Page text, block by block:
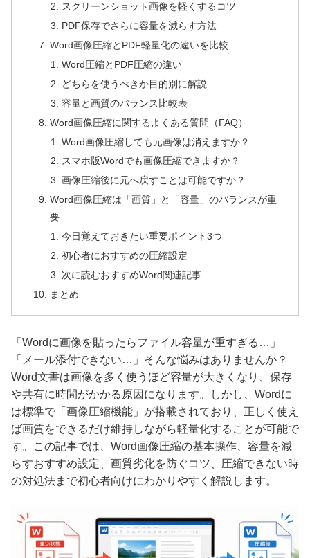
スクリーンショット画像を軽くするコツ
PDF保存でさらに容量を減らす方法
Word画像圧縮とPDF軽量化の違いを比較
Word圧縮とPDF圧縮の違い
どちらを使うべきか目的別に解説
容量と画質のバランス比較表
Word画像圧縮に関するよくある質問（FAQ）
Word画像圧縮しても元画像は消えますか？
スマホ版Wordでも画像圧縮できますか？
画像圧縮後に元へ戻すことは可能ですか？
Word画像圧縮は「画質」と「容量」のバランスが重
要
今日覚えておきたい重要ポイント3つ
初心者におすすめの圧縮設定
次に読むおすすめWord関連記事
まとめ
「Wordに画像を貼ったらファイル容量が重すぎる…」
「メール添付できない…」そんな悩みはありませんか？
Word文書は画像を多く使うほど容量が大きくなり、保存
や共有に時間がかかる原因になります。しかし、Wordに
は標準で「画像圧縮機能」が搭載されており、正しく使え
ば画質をできるだけ維持しながら軽量化することが可能で
す。この記事では、Word画像圧縮の基本操作、容量を減
らすおすすめ設定、画質劣化を防ぐコツ、圧縮できない時
の対処法まで初心者向けにわかりやすく解説します。